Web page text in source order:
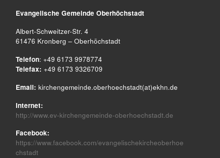
Evangelische Gemeinde Oberhöchstadt
Albert-Schweitzer-Str. 4
61476 Kronberg – Oberhöchstadt
Telefon: +49 6173 9978774
Telefax: +49 6173 9326709
Email: kirchengemeinde.oberhoechstadt(at)ekhn.de
Internet:
http://www.ev-kirchengemeinde-oberhoechstadt.de
Facebook:
https://www.facebook.com/evangelischekircheoberhoe
chstadt